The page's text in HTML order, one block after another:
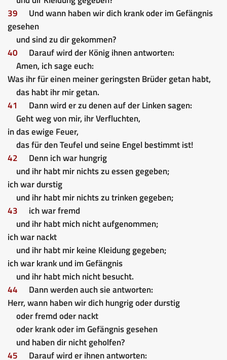
39
Und wann haben wir dich krank oder im Gefängnis
gesehen
und sind zu dir gekommen?
40
Darauf wird der König ihnen antworten:
Amen, ich sage euch:
Was ihr für einen meiner geringsten Brüder getan habt,
das habt ihr mir getan.
41
Dann wird er zu denen auf der Linken sagen:
Geht weg von mir, ihr Verfluchten,
in das ewige Feuer,
das für den Teufel und seine Engel bestimmt ist!
42
Denn ich war hungrig
und ihr habt mir nichts zu essen gegeben;
ich war durstig
und ihr habt mir nichts zu trinken gegeben;
43
ich war fremd
und ihr habt mich nicht aufgenommen;
ich war nackt
und ihr habt mir keine Kleidung gegeben;
ich war krank und im Gefängnis
und ihr habt mich nicht besucht.
44
Dann werden auch sie antworten:
Herr, wann haben wir dich hungrig oder durstig
oder fremd oder nackt
oder krank oder im Gefängnis gesehen
und haben dir nicht geholfen?
45
Darauf wird er ihnen antworten: